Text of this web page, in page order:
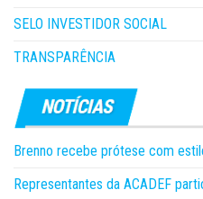
SELO INVESTIDOR SOCIAL
TRANSPARÊNCIA
Brenno recebe prótese com
Representantes da ACADEF